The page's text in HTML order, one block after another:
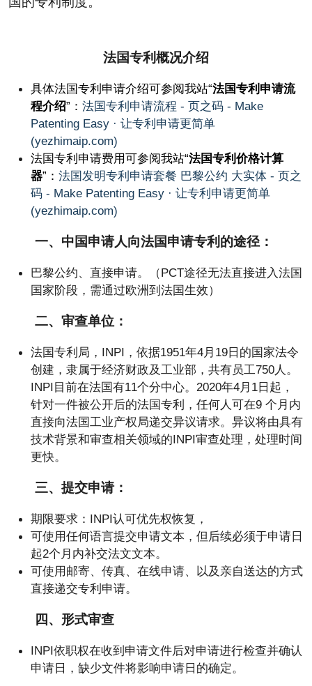
法国专利概况介绍
具体法国专利申请介绍可参阅我站“法国专利申请流
程介绍”： 法国专利申请流程 - 页之码 - Make
Patenting Easy · 让专利申请更简单
(yezhimaip.com)
法国专利申请费用可参阅我站“法国专利价格计算
器”： 法国发明专利申请套餐 巴黎公约 大实体 - 页之
码 - Make Patenting Easy · 让专利申请更简单
(yezhimaip.com)
一、中国申请人向法国申请专利的途径：
巴黎公约、直接申请。（PCT途径无法直接进入法国
国家阶段，需通过欧洲到法国生效）
二、审查单位：
法国专利局，INPI，依据1951年4月19日的国家法令
创建，隶属于经济财政及工业部，共有员工750人。
INPI目前在法国有11个分中心。2020年4月1日起，
针对一件被公开后的法国专利，任何人可在9 个月内
直接向法国工业产权局递交异议请求。异议将由具有
技术背景和审查相关领域的INPI审查处理，处理时间
更快。
三、提交申请：
期限要求：INPI认可优先权恢复，
可使用任何语言提交申请文本，但后续必须于申请日
起2个月内补交法文文本。
可使用邮寄、传真、在线申请、以及亲自送达的方式
直接递交专利申请。
四、形式审查
INPI依职权在收到申请文件后对申请进行检查并确认
申请日，缺少文件将影响申请日的确定。